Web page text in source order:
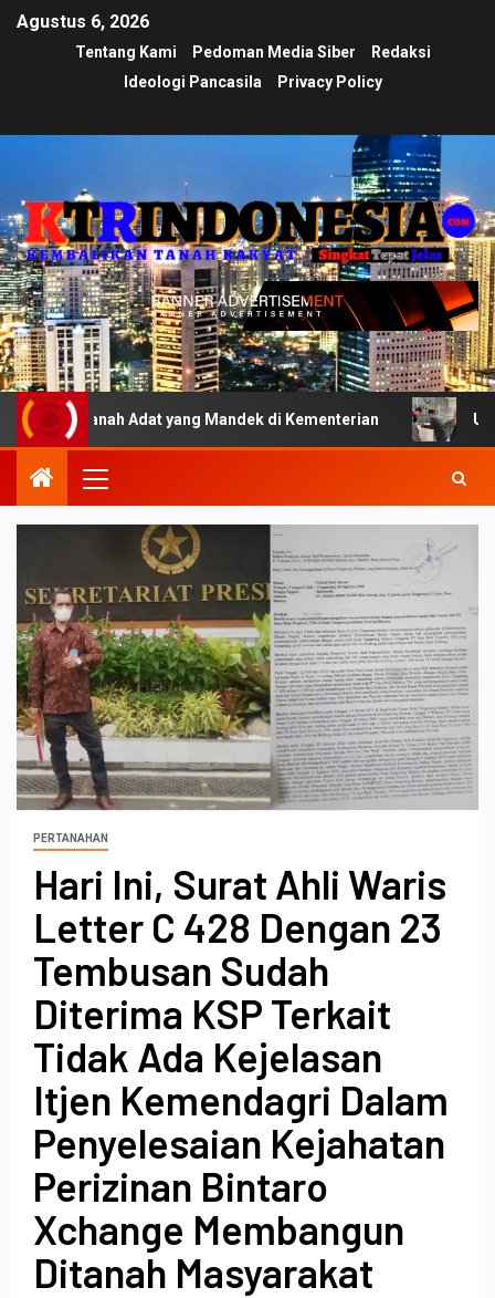
Agustus 6, 2026
Tentang Kami Pedoman Media Siber
Redaksi
Ideologi Pancasila
Privacy Policy
Adat yang Mandek di Kementerian Ujian
PERTANAHAN
Hari Ini, Surat Ahli Waris
Letter C 428 Dengan 23
Tembusan Sudah
Diterima KSP Terkait
Tidak Ada Kejelasan
Itjen Kemendagri Dalam
Penyelesaian Kejahatan
Perizinan Bintaro
Xchange Membangun
Ditanah Masyarakat